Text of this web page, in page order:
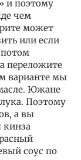
и поэтому
чем
может
или если
потом
переложите
варианте мы
Южане
Поэтому
а вы
кинза
соус по